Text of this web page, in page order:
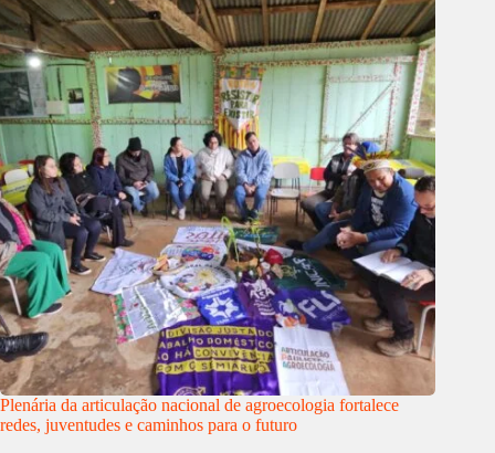
Plenária da articulação nacional de agroecologia fortalece
redes, juventudes e caminhos para o futuro